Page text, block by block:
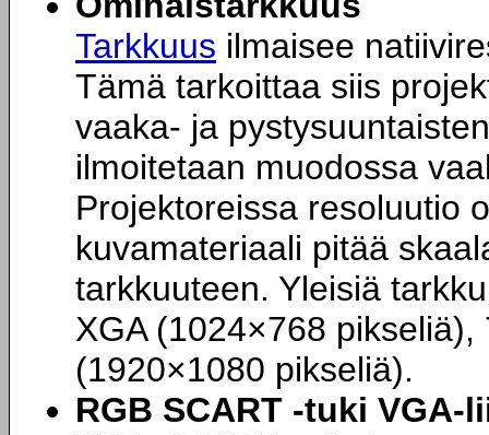
Tarkkuus ilmaisee
Tämä tarkoittaa siis
vaaka- ja
ilmoitetaan muodossa
Projektoreissa resoluutio
kuvamateriaali pitää
tarkkuuteen. Yleisiä
XGA (1024×768
(1920×1080 pikseliä).
RGB SCART -tuki VGA-